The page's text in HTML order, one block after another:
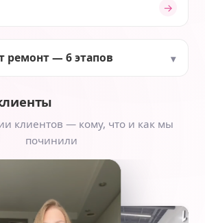
→
ремонт — 6 этапов
клиентов — кому, что и как мы
починили